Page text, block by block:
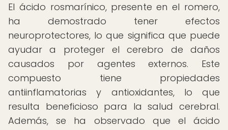
El ácido rosmarínico, presente en el romero,
ha demostrado tener efectos
neuroprotectores, lo que significa que puede
ayudar a proteger el cerebro de daños
causados por agentes externos. Este
compuesto tiene propiedades
antiinflamatorias y antioxidantes, lo que
resulta beneficioso para la salud cerebral.
Además, se ha observado que el ácido